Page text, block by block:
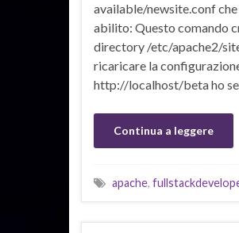
available/newsite.conf
abilito: Questo comando
directory /etc/apache2/
ricaricare la
http://localhost/beta ho
Continua a leggere
apache,